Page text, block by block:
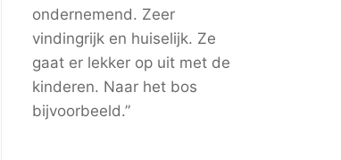
ondernemend. Zeer
vindingrijk en huiselijk. Ze
gaat er lekker op uit met de
kinderen. Naar het bos
bijvoorbeeld.”